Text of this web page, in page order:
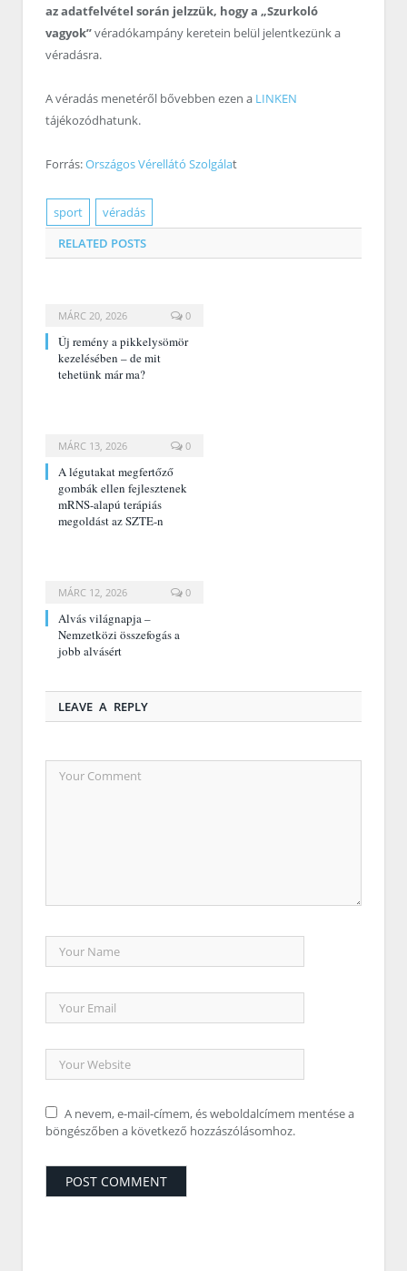
az adatfelvétel során jelzzük, hogy a „Szurkoló
vagyok”véradókampány keretein belül jelentkezünk a
véradásra.
A véradás menetéről bővebben ezen a LINKEN
tájékozódhatunk.
Forrás:Országos Vérellátó Szolgálat
sport
véradás
RELATED POSTS
MÁRC 20, 2026 0
Új remény a pikkelysömör
kezelésében – de mit
tehetünk már ma?
MÁRC 13, 2026 0
A légutakat megfertőző
gombák ellen fejlesztenek
mRNS-alapú terápiás
megoldást az SZTE-n
MÁRC 12, 2026 0
Alvás világnapja –
Nemzetközi összefogás a
jobb alvásért
LEAVE A REPLY
A nevem, e-mail-címem, és weboldalcímem mentése a
böngészőben a következő hozzászólásomhoz.